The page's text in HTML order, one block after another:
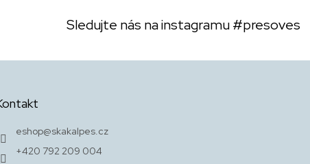
Sledujte nás na instagramu#presoves
eshop@skakalpes.cz
+420 792 209 004